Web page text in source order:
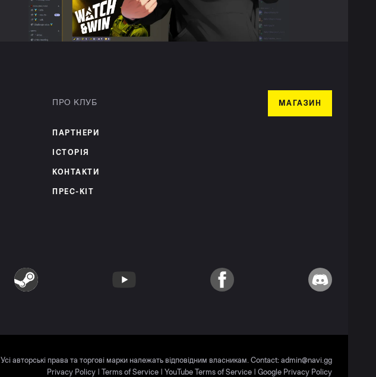
ПРО КЛУБ
ПАРТНЕРИ
ІСТОРІЯ
КОНТАКТИ
ПРЕС-КІТ
МАГАЗИН
Steam YouTube Facebook Discord
Усі авторські права та торгові марки належать відповідним власникам. Contact: admin@navi.gg
Privacy Policy
Terms of Service YouTube Terms of Service Google Privacy Policy